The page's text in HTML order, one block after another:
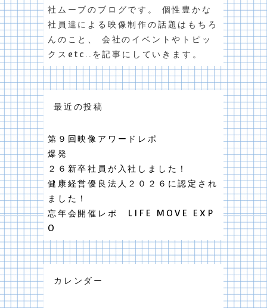
社ムーブのブログです。 個性豊かな
社員達による映像制作の話題はもちろ
んのこと、 会社のイベントやトピッ
クスetc..を記事にしていきます。
最近の投稿
第９回映像アワードレポ
爆発
２６新卒社員が入社しました！
健康経営優良法人２０２６に認定され
ました！
忘年会開催レポ LIFE MOVE EXP
O
カレンダー